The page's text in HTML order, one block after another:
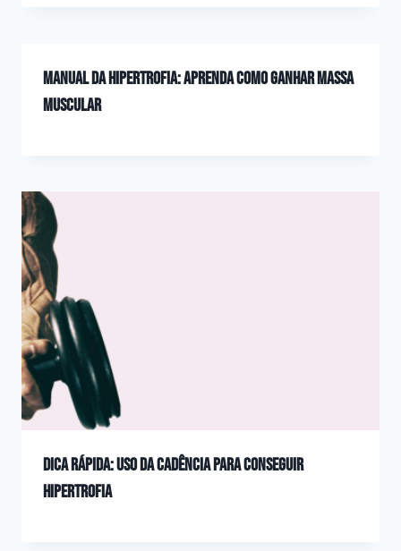
Manual da hipertrofia: aprenda como ganhar massa
muscular
Dica Rápida: uso da cadência para conseguir
hipertrofia